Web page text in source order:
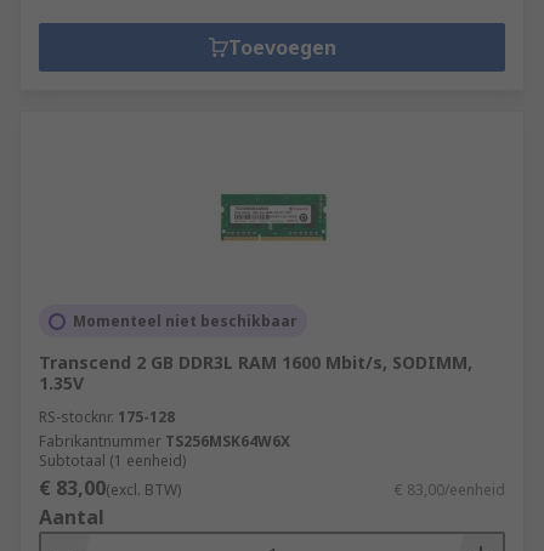
Toevoegen
Momenteel niet beschikbaar
Transcend 2 GB DDR3L RAM 1600 Mbit/s, SODIMM,
1.35V
RS-stocknr. 175-128
Fabrikantnummer TS256MSK64W6X
Subtotaal (1 eenheid)
€ 83,00(excl. BTW) € 83,00/eenheid
Aantal